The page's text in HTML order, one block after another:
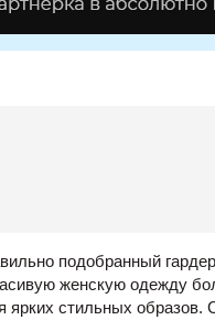
подобранный
женскую одежду
ярких стильных